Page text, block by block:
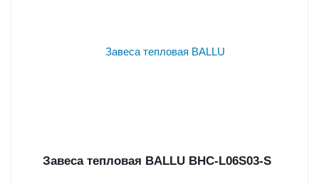
Завеса тепловая BALLU BHC-L06S03-S